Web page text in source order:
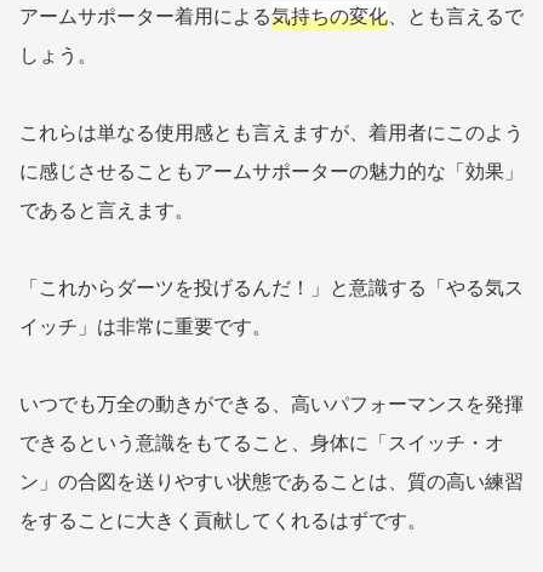
アームサポーター着用による気持ちの変化、とも言えるで
しょう。
これらは単なる使用感とも言えますが、着用者にこのよう
に感じさせることもアームサポーターの魅力的な「効果」
であると言えます。
「これからダーツを投げるんだ！」と意識する「やる気ス
イッチ」は非常に重要です。
いつでも万全の動きができる、高いパフォーマンスを発揮
できるという意識をもてること、身体に「スイッチ・オ
ン」の合図を送りやすい状態であることは、質の高い練習
をすることに大きく貢献してくれるはずです。